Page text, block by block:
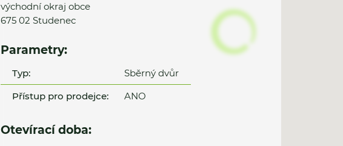
východní okraj obce
675 02 Studenec
Parametry:
Typ:
Sběrný dvůr
Přístup pro prodejce:
ANO
Otevírací doba: